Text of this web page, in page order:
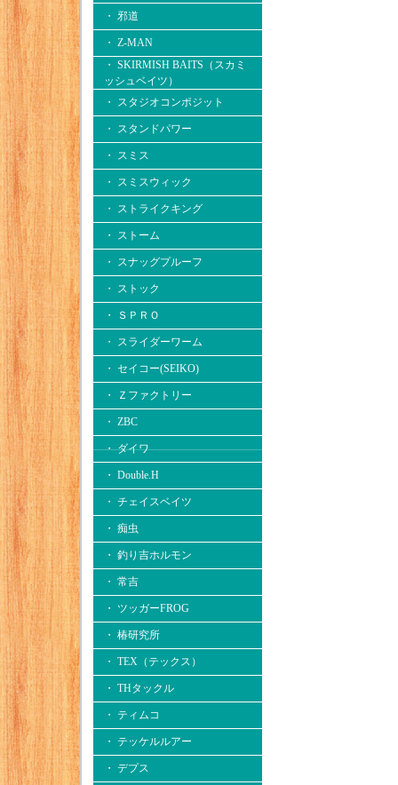
・ 邪道
・ Z-MAN
・ SKIRMISH BAITS（スカミ
ッシュベイツ）
・ スタジオコンポジット
・ スタンドパワー
・ スミス
・ スミスウィック
・ ストライクキング
・ ストーム
・ スナッグプルーフ
・ ストック
・ ＳＰＲＯ
・ スライダーワーム
・ セイコー(SEIKO)
・ Ｚファクトリー
・ ZBC
・ ダイワ
・ Double.H
・ チェイスベイツ
・ 痴虫
・ 釣り吉ホルモン
・ 常吉
・ ツッガーFROG
・ 椿研究所
・ TEX（テックス）
・ THタックル
・ ティムコ
・ テッケルルアー
・ デプス